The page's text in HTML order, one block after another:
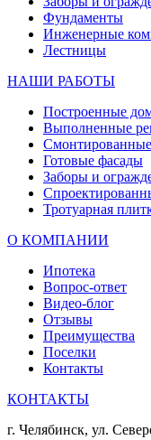
Фундаменты
Инженерные
Лестницы
НАШИ РАБОТЫ
Построенные
Выполненные
Готовые фасады
Заборы и
Тротуарная
О КОМПАНИИ
Ипотека
Вопрос-ответ
Видео-блог
Отзывы
Преимущества
Поселки
Контакты
КОНТАКТЫ
г. Челябинск, ул.